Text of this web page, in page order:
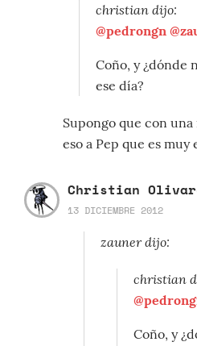
christian dijo:
@pedrongn
Coño, y ¿dónde
ese día?
Supongo que con
eso a Pep que es muy
Christian
13 DICIEMBRE 2012
zauner dijo:
christian
Coño, y